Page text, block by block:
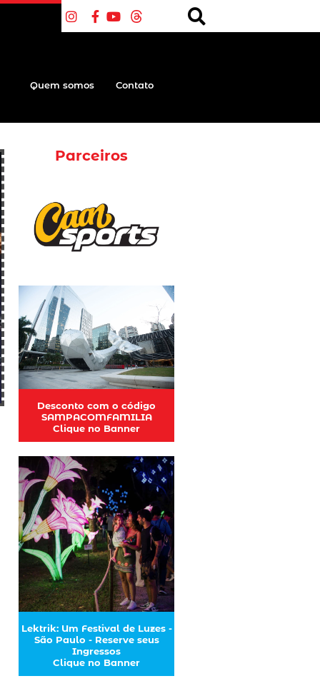
Quem somos Contato
Parceiros
Desconto com o código
SAMPACOMFAMILIA
Clique no Banner
Lektrik: Um Festival de Luzes -
São Paulo - Reserve seus
Ingressos
Clique no Banner